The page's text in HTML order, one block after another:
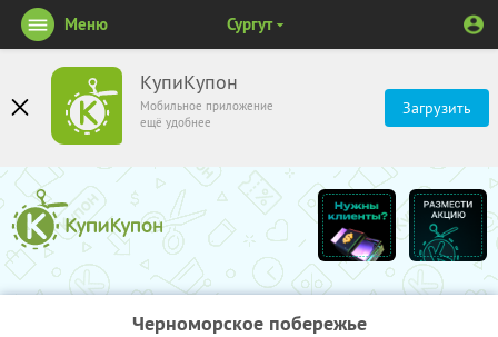
КупиКупон
Мобильное приложение
ещё удобнее
Загрузить
Меню Сургут
Черноморское побережье